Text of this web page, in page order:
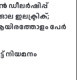
ഡീലർഷിപ്പ്
ഇലക്ട്രിക്;
പേർ
നിയമനം